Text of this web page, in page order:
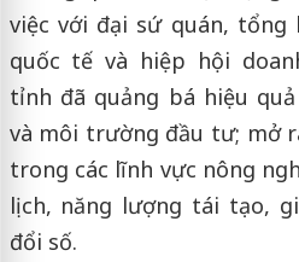
việc với đại sứ quán, tổng
quốc tế và hiệp hội
tỉnh đã quảng bá hiệu
và môi trường đầu tư; mở
trong các lĩnh vực nông
lịch, năng lượng tái tạo,
đổi số.